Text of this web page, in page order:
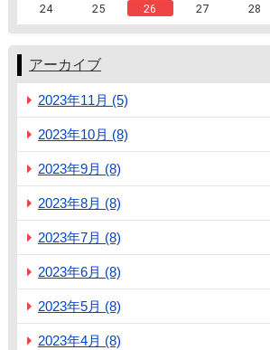
24
25 26 27 28
アーカイブ
2023年11月 (5)
2023年10月 (8)
2023年9月 (8)
2023年8月 (8)
2023年7月 (8)
2023年6月 (8)
2023年5月 (8)
2023年4月 (8)